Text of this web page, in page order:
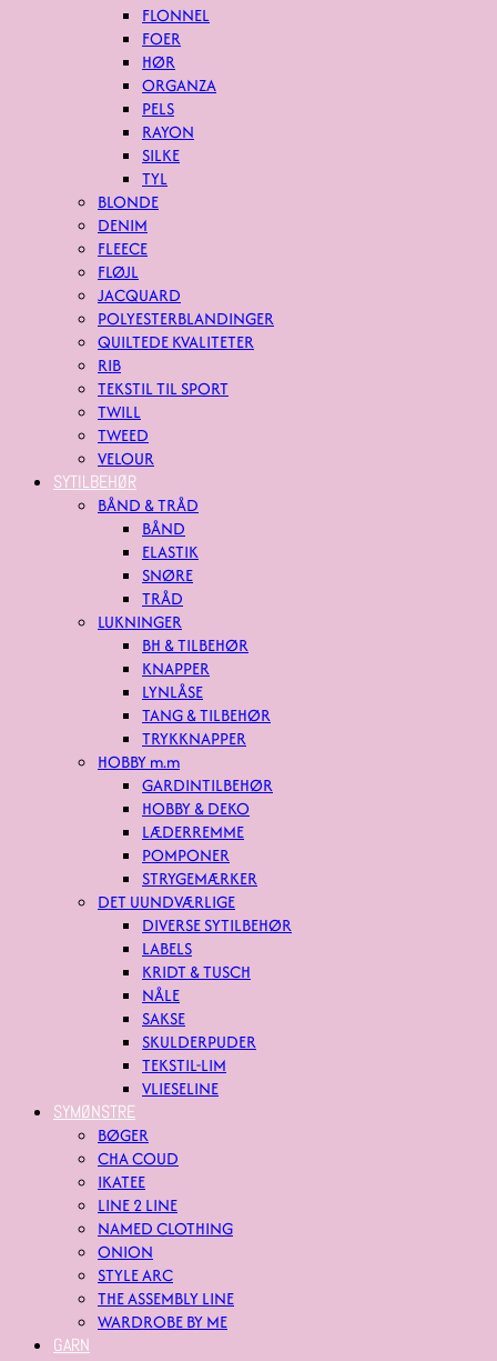
FLONNEL
FOER
HØR
ORGANZA
PELS
RAYON
SILKE
TYL
BLONDE
DENIM
FLEECE
FLØJL
JACQUARD
POLYESTERBLANDINGER
QUILTEDE KVALITETER
RIB
TEKSTIL TIL SPORT
TWILL
TWEED
VELOUR
SYTILBEHØR
BÅND & TRÅD
BÅND
ELASTIK
SNØRE
TRÅD
LUKNINGER
BH & TILBEHØR
KNAPPER
LYNLÅSE
TANG & TILBEHØR
TRYKKNAPPER
HOBBY m.m
GARDINTILBEHØR
HOBBY & DEKO
LÆDERREMME
POMPONER
STRYGEMÆRKER
DET UUNDVÆRLIGE
DIVERSE SYTILBEHØR
LABELS
KRIDT & TUSCH
NÅLE
SAKSE
SKULDERPUDER
TEKSTIL-LIM
VLIESELINE
SYMØNSTRE
BØGER
CHA COUD
IKATEE
LINE 2 LINE
NAMED CLOTHING
ONION
STYLE ARC
THE ASSEMBLY LINE
WARDROBE BY ME
GARN